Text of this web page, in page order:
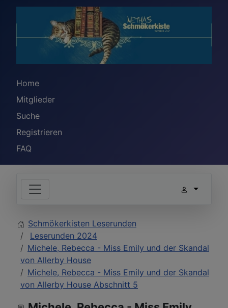
Home
Mitglieder
Suche
Registrieren
FAQ
Schmökerkisten Leserunden
Leserunden 2024
Michele, Rebecca - Miss Emily und der Skandal
von Allerby House
Michele, Rebecca - Miss Emily und der Skandal
von Allerby House Abschnitt 5